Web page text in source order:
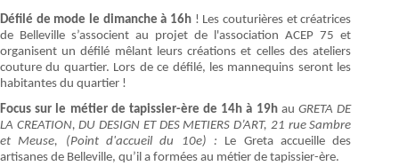
Défilé de mode le dimanche à 16h! Les couturières et créatrices
de Belleville s’associent au projet de l'association ACEP 75 et
organisent un défilé mêlant leurs créations et celles des ateliers
couture du quartier. Lors de ce défilé, les mannequins seront les
habitantes du quartier !
Focus sur le métier de tapissier-ère de 14h à 19h auGRETA DE
LA CREATION, DU DESIGN ET DES METIERS D’ART, 21 rue Sambre
et Meuse, (Point d'accueil du 10e) : Le Greta accueille des
artisanes de Belleville, qu’il a formées au métier de tapissier-ère.